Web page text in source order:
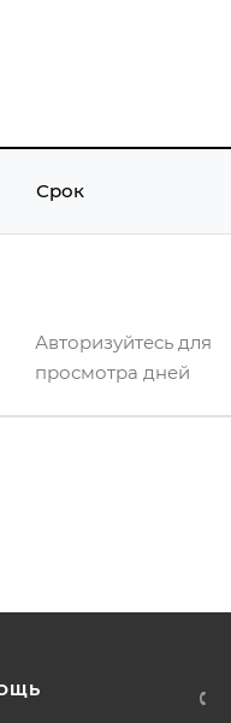
Срок
Авторизуйтесь для
просмотра дней